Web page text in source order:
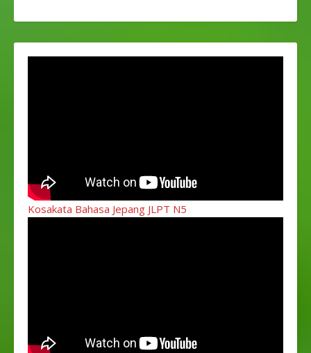
Kosakata Bahasa Jepang JLPT N5